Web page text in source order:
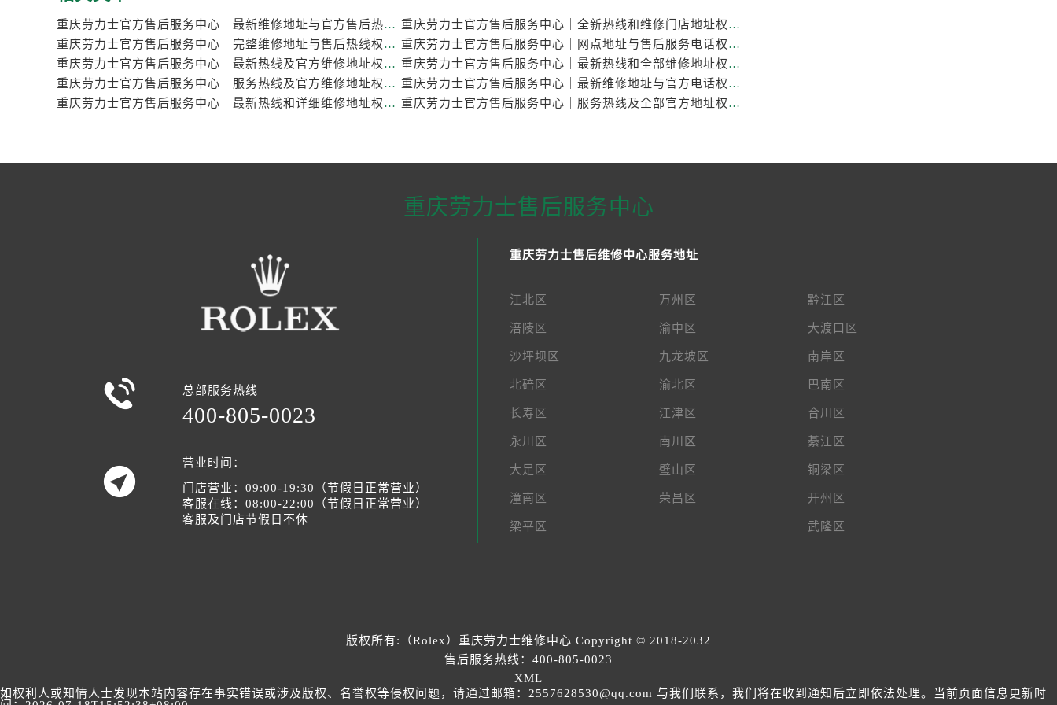
重庆劳力士官方售后服务中心｜最新维修地址与官方售后热线权威信息公示（2026年7月最新）
重庆劳力士官方售后服务中心｜全新热线和维修门店地址权威信息公示（2026年7月最新）
重庆劳力士官方售后服务中心｜完整维修地址与售后热线权威信息公示（2026年7月最新）
重庆劳力士官方售后服务中心｜网点地址与售后服务电话权威信息公示（2026年7月最新）
重庆劳力士官方售后服务中心｜最新热线及官方维修地址权威信息公示（2026年7月最新）
重庆劳力士官方售后服务中心｜最新热线和全部维修地址权威信息公示（2026年7月最新）
重庆劳力士官方售后服务中心｜服务热线及官方维修地址权威信息公示（2026年7月最新）
重庆劳力士官方售后服务中心｜最新维修地址与官方电话权威信息公示（2026年7月最新）
重庆劳力士官方售后服务中心｜最新热线和详细维修地址权威信息公示（2026年7月最新）
重庆劳力士官方售后服务中心｜服务热线及全部官方地址权威信息公示（2026年7月最新）
重庆劳力士售后服务中心
 总部服务热线
400-805-0023

营业时间：
门店营业：09:00-19:30（节假日正常营业）
客服在线：08:00-22:00（节假日正常营业）
客服及门店节假日不休
重庆劳力士售后维修中心服务地址
江北区 万州区 黔江区
涪陵区 渝中区 大渡口区
沙坪坝区 九龙坡区 南岸区
北碚区 渝北区 巴南区
长寿区 江津区 合川区
永川区 南川区 綦江区
大足区 璧山区 铜梁区
潼南区 荣昌区 开州区
梁平区 武隆区
版权所有:（Rolex） 重庆劳力士维修中心 Copyright © 2018-2032
售后服务热线： 400-805-0023
XML
如权利人或知情人士发现本站内容存在事实错误或涉及版权、名誉权等侵权问题，请通过邮箱：2557628530@qq.com 与我们联系，我们将在收到通知后立即依法处理。当前页面信息更新时